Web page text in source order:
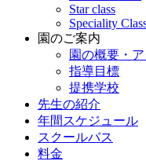
Star class
Speciality
園のご案内
園の概要・
指導目標
提携学校
先生の紹介
年間スケジュール
スクールバス
料金